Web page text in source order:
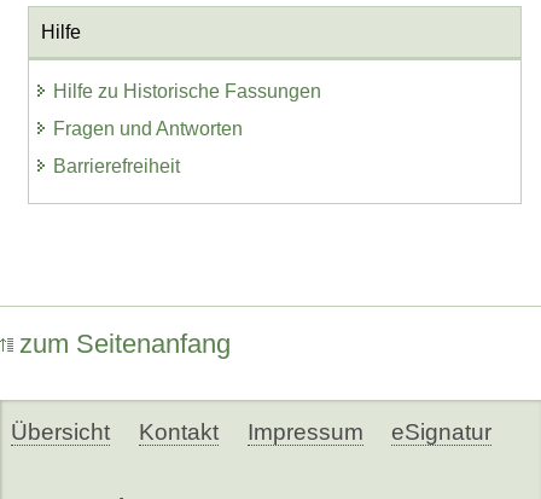
Hilfe
Hilfe zu Historische Fassungen
Fragen und Antworten
Barrierefreiheit
zum Seitenanfang
Übersicht Kontakt Impressum eSignatur